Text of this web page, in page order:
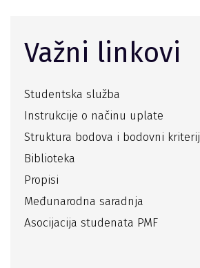
Važni linkovi
Studentska služba
Instrukcije o načinu uplate
Struktura bodova i bodovni kriterij
Biblioteka
Propisi
Međunarodna saradnja
Asocijacija studenata PMF